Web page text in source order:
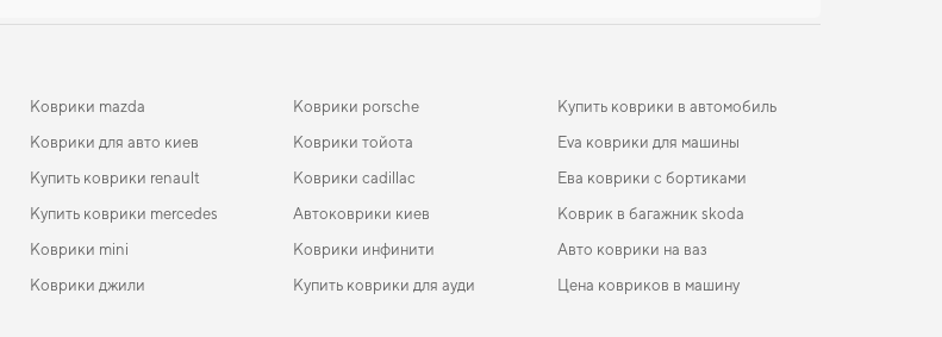
Коврики mazda
Коврики для авто киев
Купить коврики renault
Купить коврики mercedes
Коврики mini
Коврики джили
Коврики porsche
Коврики тойота
Коврики cadillac
Автоковрики киев
Коврики инфинити
Купить коврики для ауди
Купить коврики в автомобиль
Eva коврики для машины
Ева коврики с бортиками
Коврик в багажник skoda
Авто коврики на ваз
Цена ковриков в машину